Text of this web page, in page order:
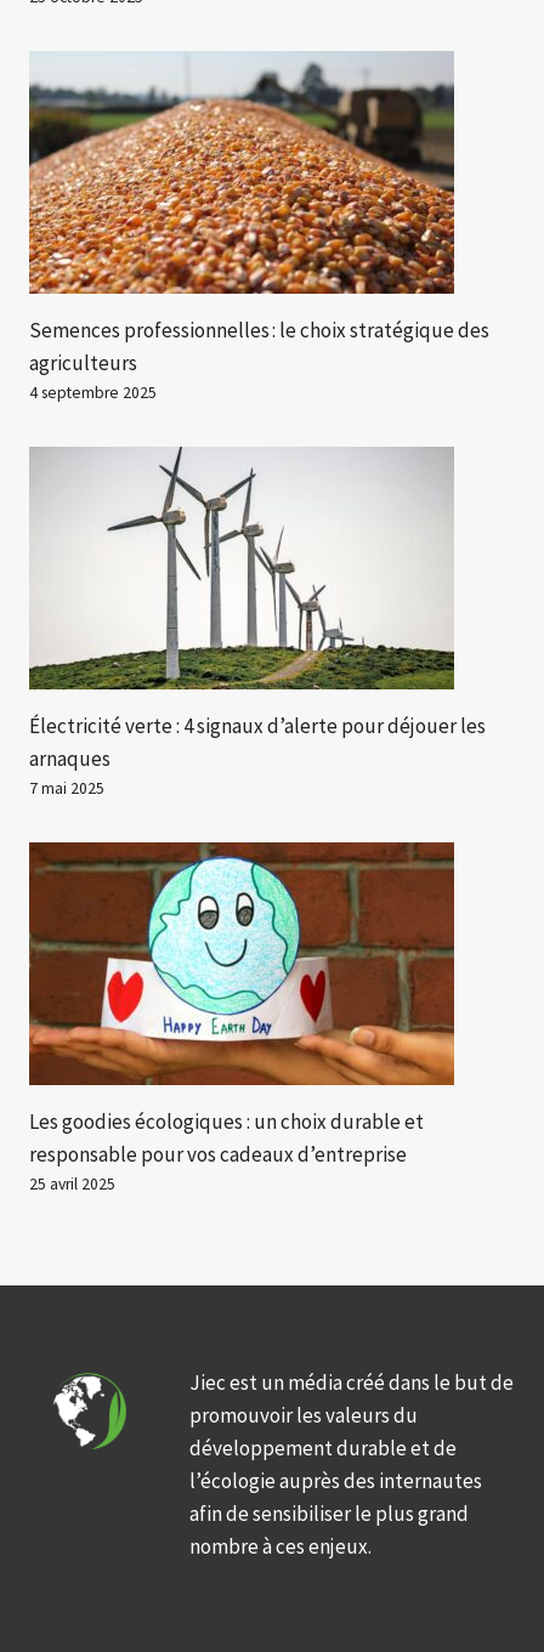
Semences professionnelles : le choix stratégique des
agriculteurs
4 septembre 2025
Électricité verte : 4 signaux d’alerte pour déjouer les
arnaques
7 mai 2025
Les goodies écologiques : un choix durable et
responsable pour vos cadeaux d’entreprise
25 avril 2025
Jiec est un média créé dans le but de
promouvoir les valeurs du
développement durable et de
l’écologie auprès des internautes
afin de sensibiliser le plus grand
nombre à ces enjeux.